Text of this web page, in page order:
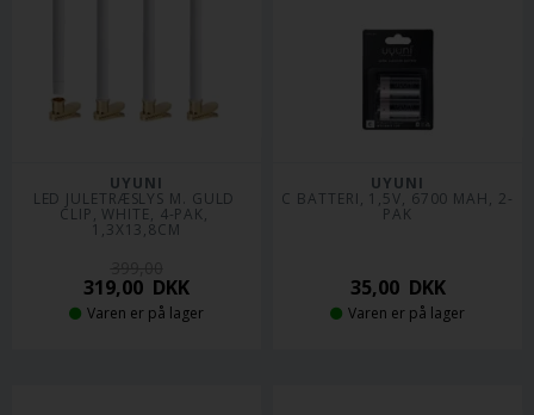
UYUNI
LED JULETRÆSLYS M. GULD
CLIP, WHITE, 4-PAK,
1,3X13,8CM
319,00 DKK
Varen er på lager
UYUNI
C BATTERI, 1,5V, 6700 MAH, 2-
PAK
35,00DKK
Varen er på lager